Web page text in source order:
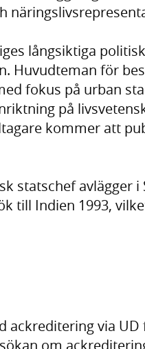
långsiktiga
Huvudteman för
fokus på urban
på
kommer att
statschef avlägger i
till Indien 1993,
ackreditering via
om